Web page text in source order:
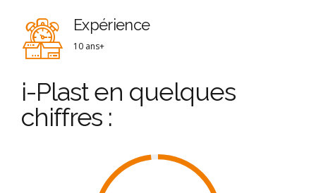
Expérience
10 ans+
i-Plast en quelques
chiffres :